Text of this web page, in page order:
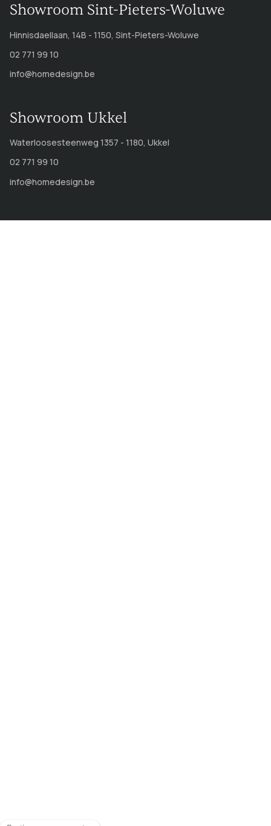
Showroom Sint-Pieters-Woluwe
Hinnisdaellaan, 14B - 1150, Sint-Pieters-Woluwe
02 771 99 10
info@homedesign.be
Showroom Ukkel
Waterloosesteenweg 1357 - 1180, Ukkel
02 771 99 10
info@homedesign.be